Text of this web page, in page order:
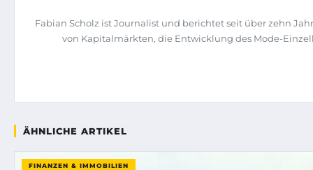
Fabian Scholz ist Journalist und berichtet seit über zehn
von Kapitalmärkten, die Entwicklung des Mode-
ÄHNLICHE ARTIKEL
FINANZEN & IMMOBILIEN